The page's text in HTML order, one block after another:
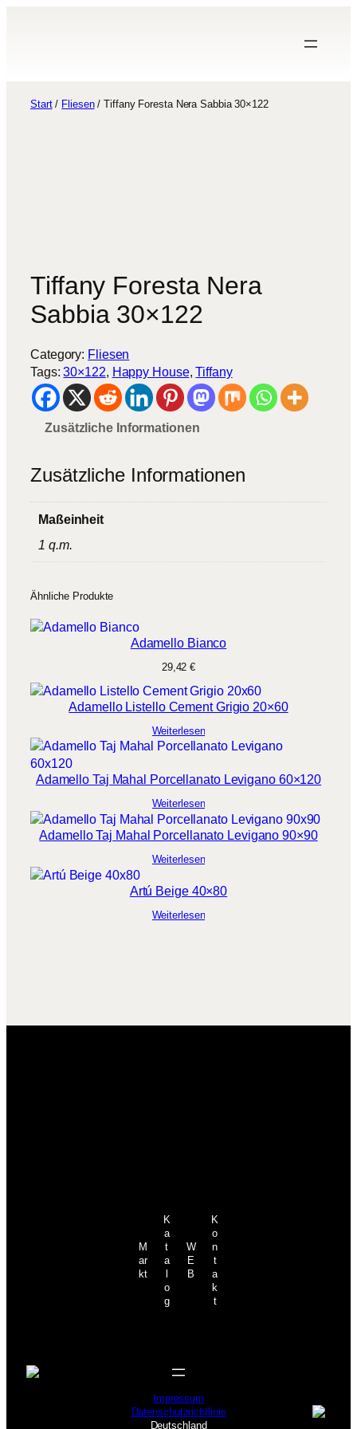
Start/ Fliesen/ Tiffany Foresta Nera Sabbia 30×122
Tiffany Foresta Nera
Sabbia 30×122
Category: Fliesen
Tags:30×122, Happy House, Tiffany
Zusätzliche Informationen
Zusätzliche Informationen
Maßeinheit
1 q.m.
Ähnliche Produkte
Adamello Bianco
29,42€
Adamello Listello Cement Grigio 20×60
Weiterlesen
Adamello Taj Mahal Porcellanato Levigano 60×120
Weiterlesen
Adamello Taj Mahal Porcellanato Levigano 90×90
Weiterlesen
Artú Beige 40×80
Weiterlesen
M
ar
kt
K
a
t
a
o
g
W
E
B
K
o
n
t
a
k
t
Impressum
Datenschutzrichtlinie
Deutschland